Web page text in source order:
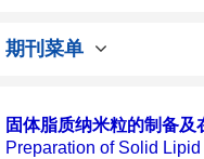
期刊菜单
固体脂质纳米粒的制备及
Preparation of Solid